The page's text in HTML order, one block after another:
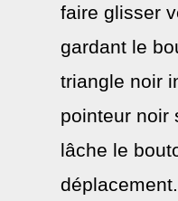
faire glisser
gardant le
triangle noir
pointeur noir
lâche le
déplacement.